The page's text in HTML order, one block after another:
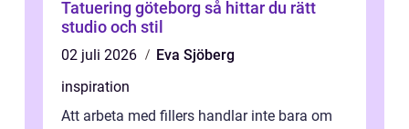
Tatuering göteborg så hittar du rätt
studio och stil
02 juli 2026
Eva Sjöberg
inspiration
Att arbeta med fillers handlar inte bara om